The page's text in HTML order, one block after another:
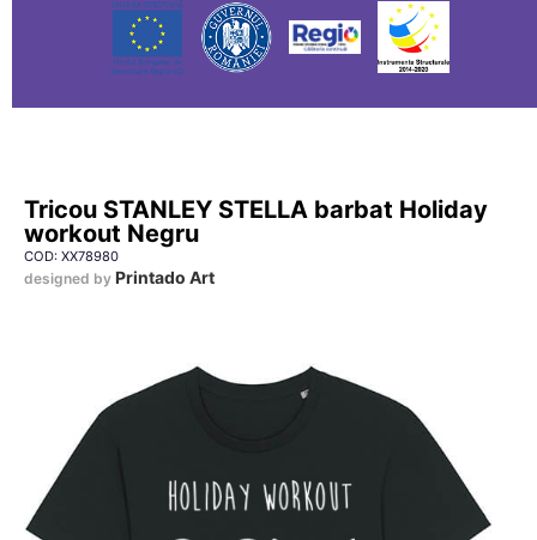
Tricou STANLEY STELLA barbat Holiday
workout Negru
COD: XX78980
designed by Printado Art